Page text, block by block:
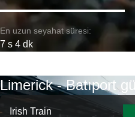
En uzun seyahat süresi:
7 s 4 dk
Limerick - Batıport
Irish Train